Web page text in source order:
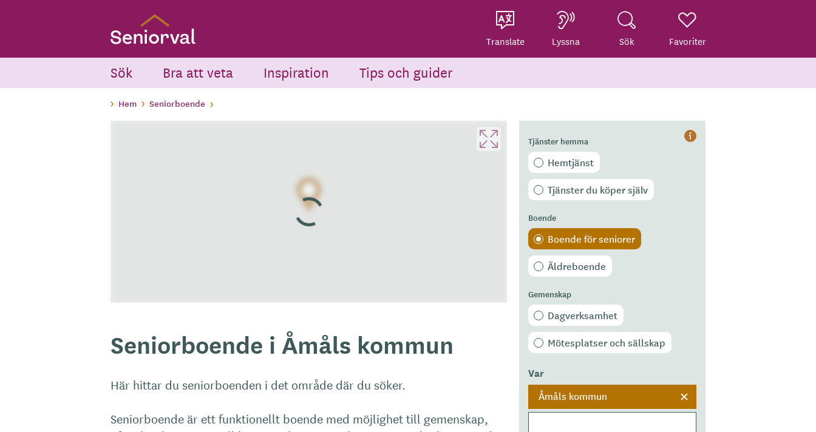
Translate Lyssna Sök Favoriter
Sök Bra att veta Inspiration Tips och guider
Hem Seniorboende
Hjälp
Tjänster hemma
Hemtjänst
Tjänster du köper själv
Boende
Boende för seniorer
Äldreboende
Gemenskap
Dagverksamhet
Mötesplatser och sällskap
Var
Åmåls kommun
Seniorboende i Åmåls kommun
Här hittar du seniorboenden i det område där du söker.
Seniorboende är ett funktionellt boende med möjlighet till gemenskap,